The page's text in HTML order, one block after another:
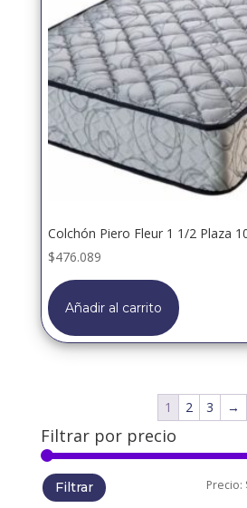
Colchón Piero Fleur 1 1/2 Plaza
$476.089
Añadir al carrito
1 2 3 →
Filtrar por precio
Filtrar Precio: